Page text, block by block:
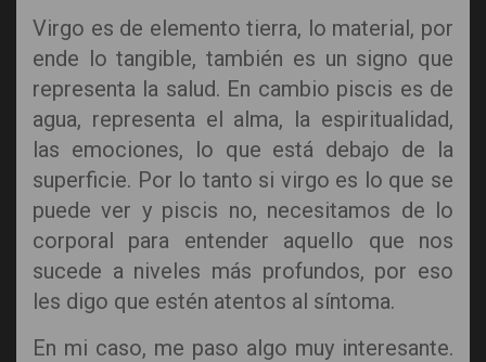
Virgo es de elemento tierra, lo material, por
ende lo tangible, también es un signo que
representa la salud. En cambio piscis es de
agua, representa el alma, la espiritualidad,
las emociones, lo que está debajo de la
superficie. Por lo tanto si virgo es lo que se
puede ver y piscis no, necesitamos de lo
corporal para entender aquello que nos
sucede a niveles más profundos, por eso
les digo que estén atentos al síntoma.
En mi caso, me paso algo muy interesante.